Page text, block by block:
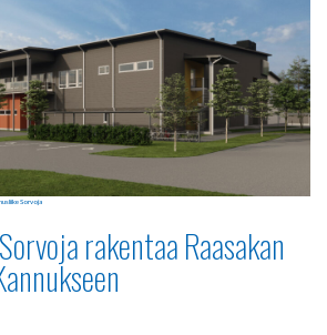
Sorvoja
rakentaa Raasakan